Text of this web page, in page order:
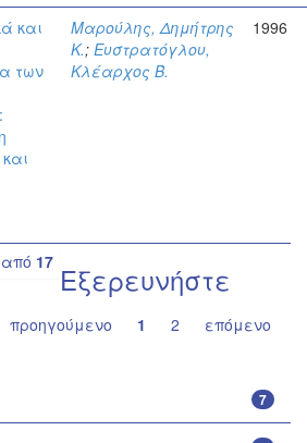
και
των
Μαρούλης, Δημήτρης
Κ.; Ευστρατόγλου,
Κλέαρχος Β.
1996
από 17
προηγούμενο 1 2 επόμενο
Εξερευνήστε
7